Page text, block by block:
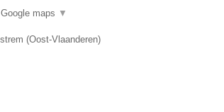
Google maps ▼
(Oost-Vlaanderen)